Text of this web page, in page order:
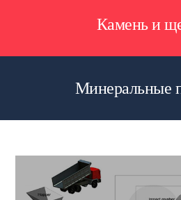
Камень и
Минеральные